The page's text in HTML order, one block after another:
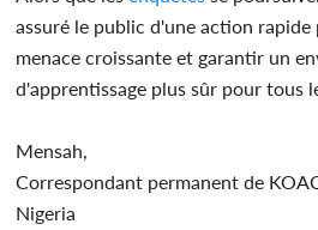
assuré le public d'une action rapide
menace croissante et garantir un
d'apprentissage plus sûr pour tous
Mensah,
Correspondant permanent de
Nigeria